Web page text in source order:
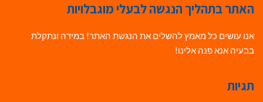
האתר בתהליך הנגשה לבעלי מוגבלויות
אנו עושים כל מאמץ להשלים את הנגשת האתר! במידה ונתקלת
בבעיה אנא פנה אלינו!
תגיות